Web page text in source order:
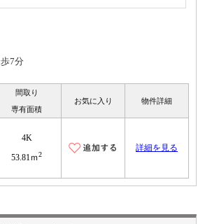
7分
間取り
専有面積
お気に入り 物件詳細
4K
53.81ｍ2
詳細を見る